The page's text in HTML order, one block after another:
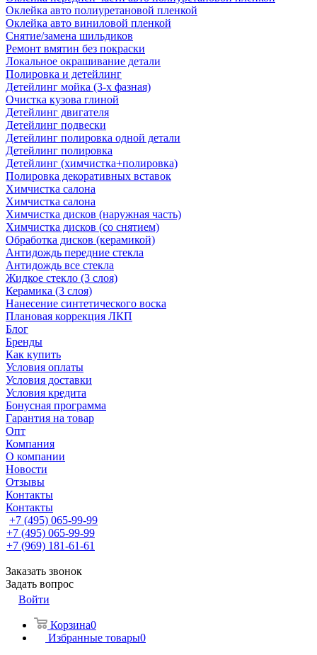
Оклейка авто полиуретановой пленкой
Оклейка авто виниловой пленкой
Снятие/замена шильдиков
Ремонт вмятин без покраски
Локальное окрашивание детали
Полировка и детейлинг
Детейлинг мойка (3-х фазная)
Очистка кузова глиной
Детейлинг двигателя
Детейлинг подвески
Детейлинг полировка одной детали
Детейлинг полировка
Детейлинг (химчистка+полировка)
Полировка декоративных вставок
Химчистка салона
Химчистка салона
Химчистка дисков (наружная часть)
Химчистка дисков (со снятием)
Обработка дисков (керамикой)
Антидождь передние стекла
Антидождь все стекла
Жидкое стекло (3 слоя)
Керамика (3 слоя)
Нанесение синтетического воска
Плановая коррекция ЛКП
Блог
Бренды
Как купить
Условия оплаты
Условия доставки
Условия кредита
Бонусная программа
Гарантия на товар
Опт
Компания
О компании
Новости
Отзывы
Контакты
Контакты
+7 (495) 065-99-99
+7 (495) 065-99-99
+7 (969) 181-61-61
Заказать звонок
Задать вопрос
Войти
Корзина0
Избранные товары0